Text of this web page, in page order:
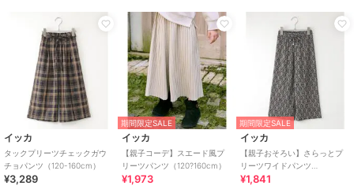
イッカ
タックプリーツチェックガウ
チョパンツ（120-160cm）
¥3,289
期間限定SALE
イッカ
【親子コーデ】スエード風プ
リーツパンツ（120?160cm）
¥1,973
期間限定SALE
イッカ
【親子おそろい】さらっとプ
リーツワイドパンツ
（120~160cm）
¥1,841